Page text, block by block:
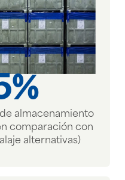
almacenamiento
comparación con
alternativas)